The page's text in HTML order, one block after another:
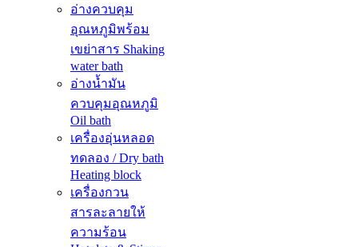
อ่างควบคุม
อุณหภูมิพร้อม
เขย่าสาร Shaking
water bath
อ่างน้ำมัน
ควบคุมอุณหภูมิ
Oil bath
เครื่องอุ่นหลอด
ทดลอง / Dry bath
Heating block
เครื่องกวน
สารละลายให้
ความร้อน